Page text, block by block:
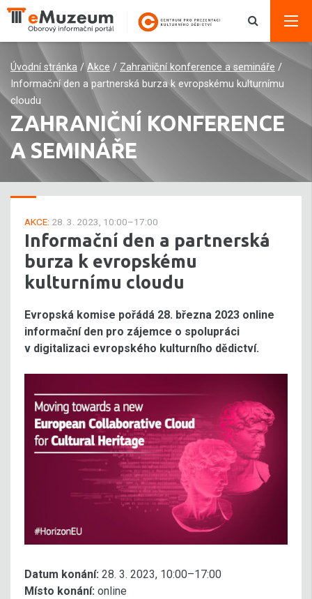
Úvodní stránka / Akce / Zahraniční konference a semináře /
Informační den a partnerská burza k evropskému kulturnímu
cloudu
ZAHRANIČNÍ KONFERENCE
A SEMINÁŘE
AKCE: 28. 3. 2023, 10:00–17:00
Informační den a partnerská
burza k evropskému
kulturnímu cloudu
Evropská komise pořádá 28. března 2023 online
informační den pro zájemce o spolupráci
v digitalizaci evropského kulturního dědictví.
Datum konání: 28. 3. 2023, 10:00–17:00
Místo konání: online